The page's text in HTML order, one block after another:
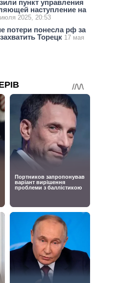
пункт управления
наступление на
2025, 20:53
потери понесла рф за
Торецк 17 мая